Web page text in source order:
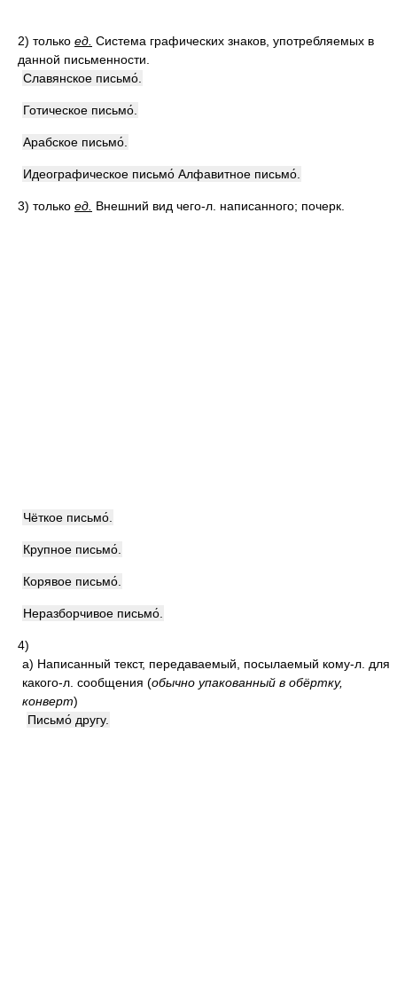
2) только ед. Система графических знаков, употребляемых в
данной письменности.
Славянское письмо́.
Готическое письмо́.
Арабское письмо́.
Идеографическое письмо́ Алфавитное письмо́.
3) только ед. Внешний вид чего-л. написанного; почерк.
Чёткое письмо́.
Крупное письмо́.
Корявое письмо́.
Неразборчивое письмо́.
4)
а) Написанный текст, передаваемый, посылаемый кому-л. для
какого-л. сообщения (обычно упакованный в обёртку,
конверт)
Письмо́ другу.